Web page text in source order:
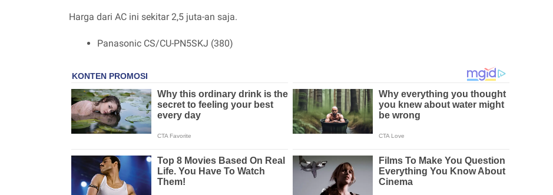
Harga dari AC ini sekitar 2,5 juta-an saja.
Panasonic CS/CU-PN5SKJ (380)